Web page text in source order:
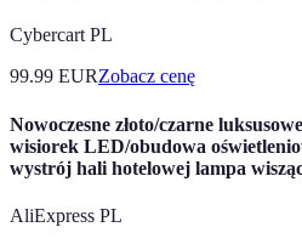
Cybercart PL
99.99 EURZobacz cenę
Nowoczesne złoto/czarne
wisiorek LED/obudowa
wystrój hali hotelowej lampa
AliExpress PL